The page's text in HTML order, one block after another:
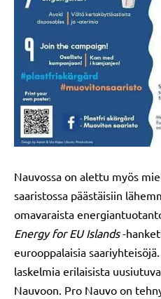
Nauvossa on alettu myös
saaristossa päästäisiin
omavaraista
Energy for EU Islands-
eurooppalaisia
laskelmia erilaisista
Nauvoon. Pro Nauvo on